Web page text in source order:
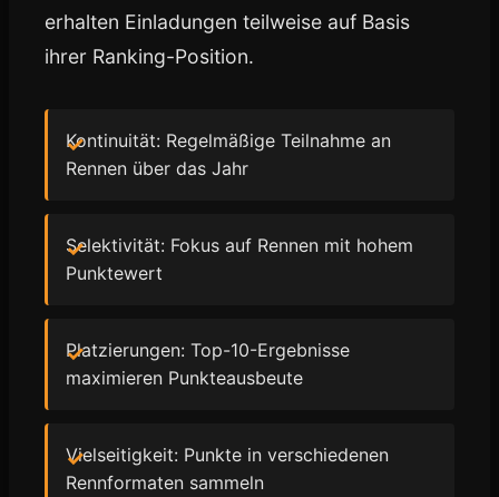
erhalten Einladungen teilweise auf Basis
ihrer Ranking-Position.
Kontinuität: Regelmäßige Teilnahme an
Rennen über das Jahr
Selektivität: Fokus auf Rennen mit hohem
Punktewert
Platzierungen: Top-10-Ergebnisse
maximieren Punkteausbeute
Vielseitigkeit: Punkte in verschiedenen
Rennformaten sammeln